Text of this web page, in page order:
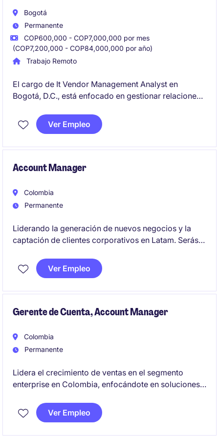
Bogotá
Permanente
COP600,000 - COP7,000,000 por mes
(COP7,200,000 - COP84,000,000 por año)
Trabajo Remoto
El cargo de It Vendor Management Analyst en
Bogotá, D.C., está enfocado en gestionar relaciones
cumplimiento de los acuerdos establecidos para
optimizar los servicios tecnológicos de la empresa.
Ver Empleo
Account Manager
Colombia
Permanente
Liderando la generación de nuevos negocios y la
captación de clientes corporativos en Latam. Serás
prospección hasta el cierre de contratos, impulsando
el crecimiento de ingresos mediante soluciones de
Ver Empleo
Gerente de Cuenta, Account Manager
Colombia
Permanente
Lidera el crecimiento de ventas en el segmento
enterprise en Colombia, enfocándote en soluciones
de alto valor. Esta posición ofrece la oportunidad de
gestionar cuentas estratégicas y desarrollar
Ver Empleo